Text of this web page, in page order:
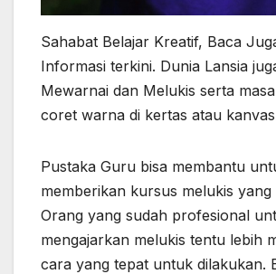
Sahabat Belajar Kreatif, Baca
Informasi terkini. Dunia Lansia
Mewarnai dan Melukis serta
coret warna di kertas atau
Pustaka Guru bisa membantu
memberikan kursus melukis
Orang yang sudah profesional
mengajarkan melukis tentu lebih
cara yang tepat untuk dilakukan.